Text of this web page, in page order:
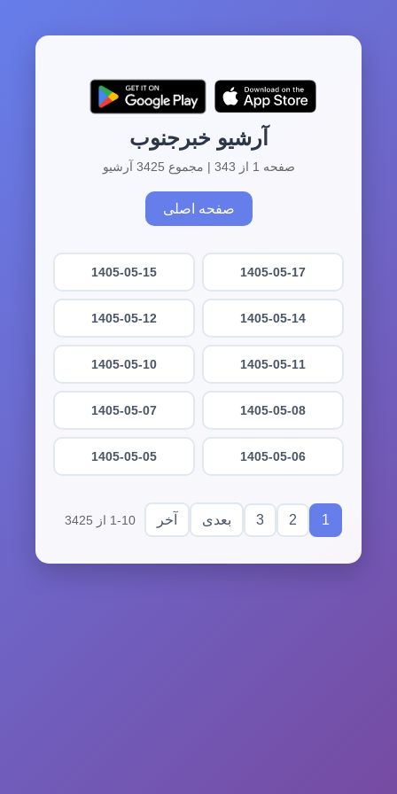
آرشیو خبرجنوب
صفحه 1 از 343 | مجموع 3425 آرشیو
صفحه اصلی
1405-05-17
1405-05-15
1405-05-14
1405-05-12
1405-05-11
1405-05-10
1405-05-08
1405-05-07
1405-05-06
1405-05-05
1
2
3 بعدی آخر 1-10 از 3425